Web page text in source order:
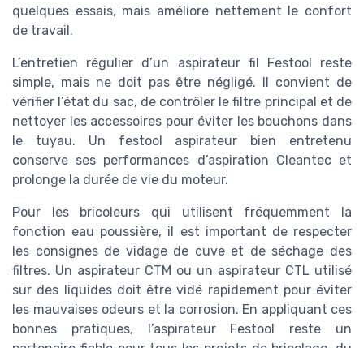
quelques essais, mais améliore nettement le confort
de travail.
L’entretien régulier d’un aspirateur fil Festool reste
simple, mais ne doit pas être négligé. Il convient de
vérifier l’état du sac, de contrôler le filtre principal et de
nettoyer les accessoires pour éviter les bouchons dans
le tuyau. Un festool aspirateur bien entretenu
conserve ses performances d’aspiration Cleantec et
prolonge la durée de vie du moteur.
Pour les bricoleurs qui utilisent fréquemment la
fonction eau poussière, il est important de respecter
les consignes de vidage de cuve et de séchage des
filtres. Un aspirateur CTM ou un aspirateur CTL utilisé
sur des liquides doit être vidé rapidement pour éviter
les mauvaises odeurs et la corrosion. En appliquant ces
bonnes pratiques, l’aspirateur Festool reste un